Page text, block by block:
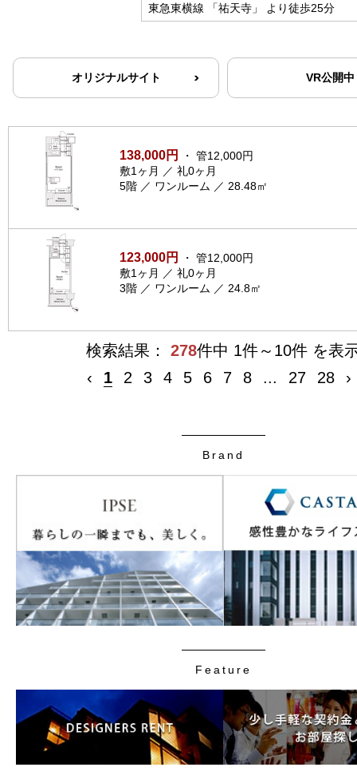
東急東横線 「祐天寺」 より徒歩25分
オリジナルサイト VR公開中
138,000円
・ 管12,000円
敷1ヶ月 ／ 礼0ヶ月
5階 ／ ワンルーム ／ 28.48㎡
123,000円
・ 管12,000円
敷1ヶ月 ／ 礼0ヶ月
3階 ／ ワンルーム ／ 24.8㎡
検索結果： 278件中 1件～10件 を表
‹
1 2 3 4 5 6 7 8 ... 27 28 ›
Brand
Feature